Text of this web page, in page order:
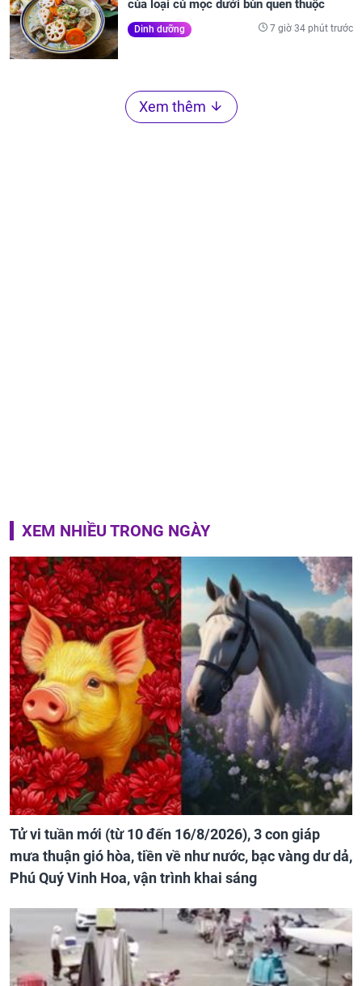
của loại củ mọc dưới bùn quen thuộc
Dinh dưỡng 7 giờ 34 phút trước
Xem thêm
XEM NHIỀU TRONG NGÀY
Tử vi tuần mới (từ 10 đến 16/8/2026), 3 con giáp
mưa thuận gió hòa, tiền về như nước, bạc vàng dư dả,
Phú Quý Vinh Hoa, vận trình khai sáng